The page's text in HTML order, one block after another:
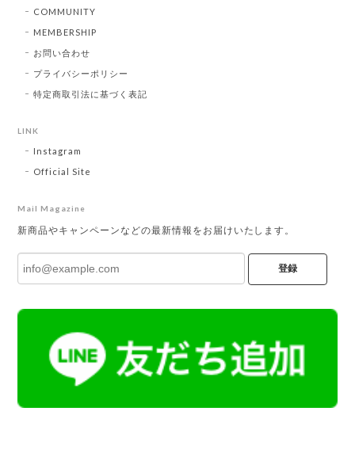
COMMUNITY
MEMBERSHIP
お問い合わせ
プライバシーポリシー
特定商取引法に基づく表記
LINK
Instagram
Official Site
Mail Magazine
新商品やキャンペーンなどの最新情報をお届けいたします。
登録